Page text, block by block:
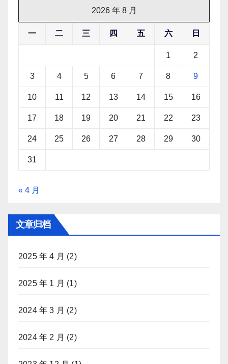
2026 年 8 月
一 二 三 四 五 六 日
1 2
3 4 5 6 7 8 9
10 11 12 13 14 15 16
17 18 19 20 21 22 23
24 25 26 27 28 29 30
31
« 4 月
文章归档
2025 年 4 月 (2)
2025 年 1 月 (1)
2024 年 3 月 (2)
2024 年 2 月 (2)